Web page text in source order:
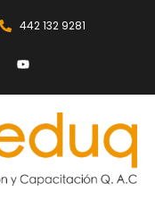
442 132 9281